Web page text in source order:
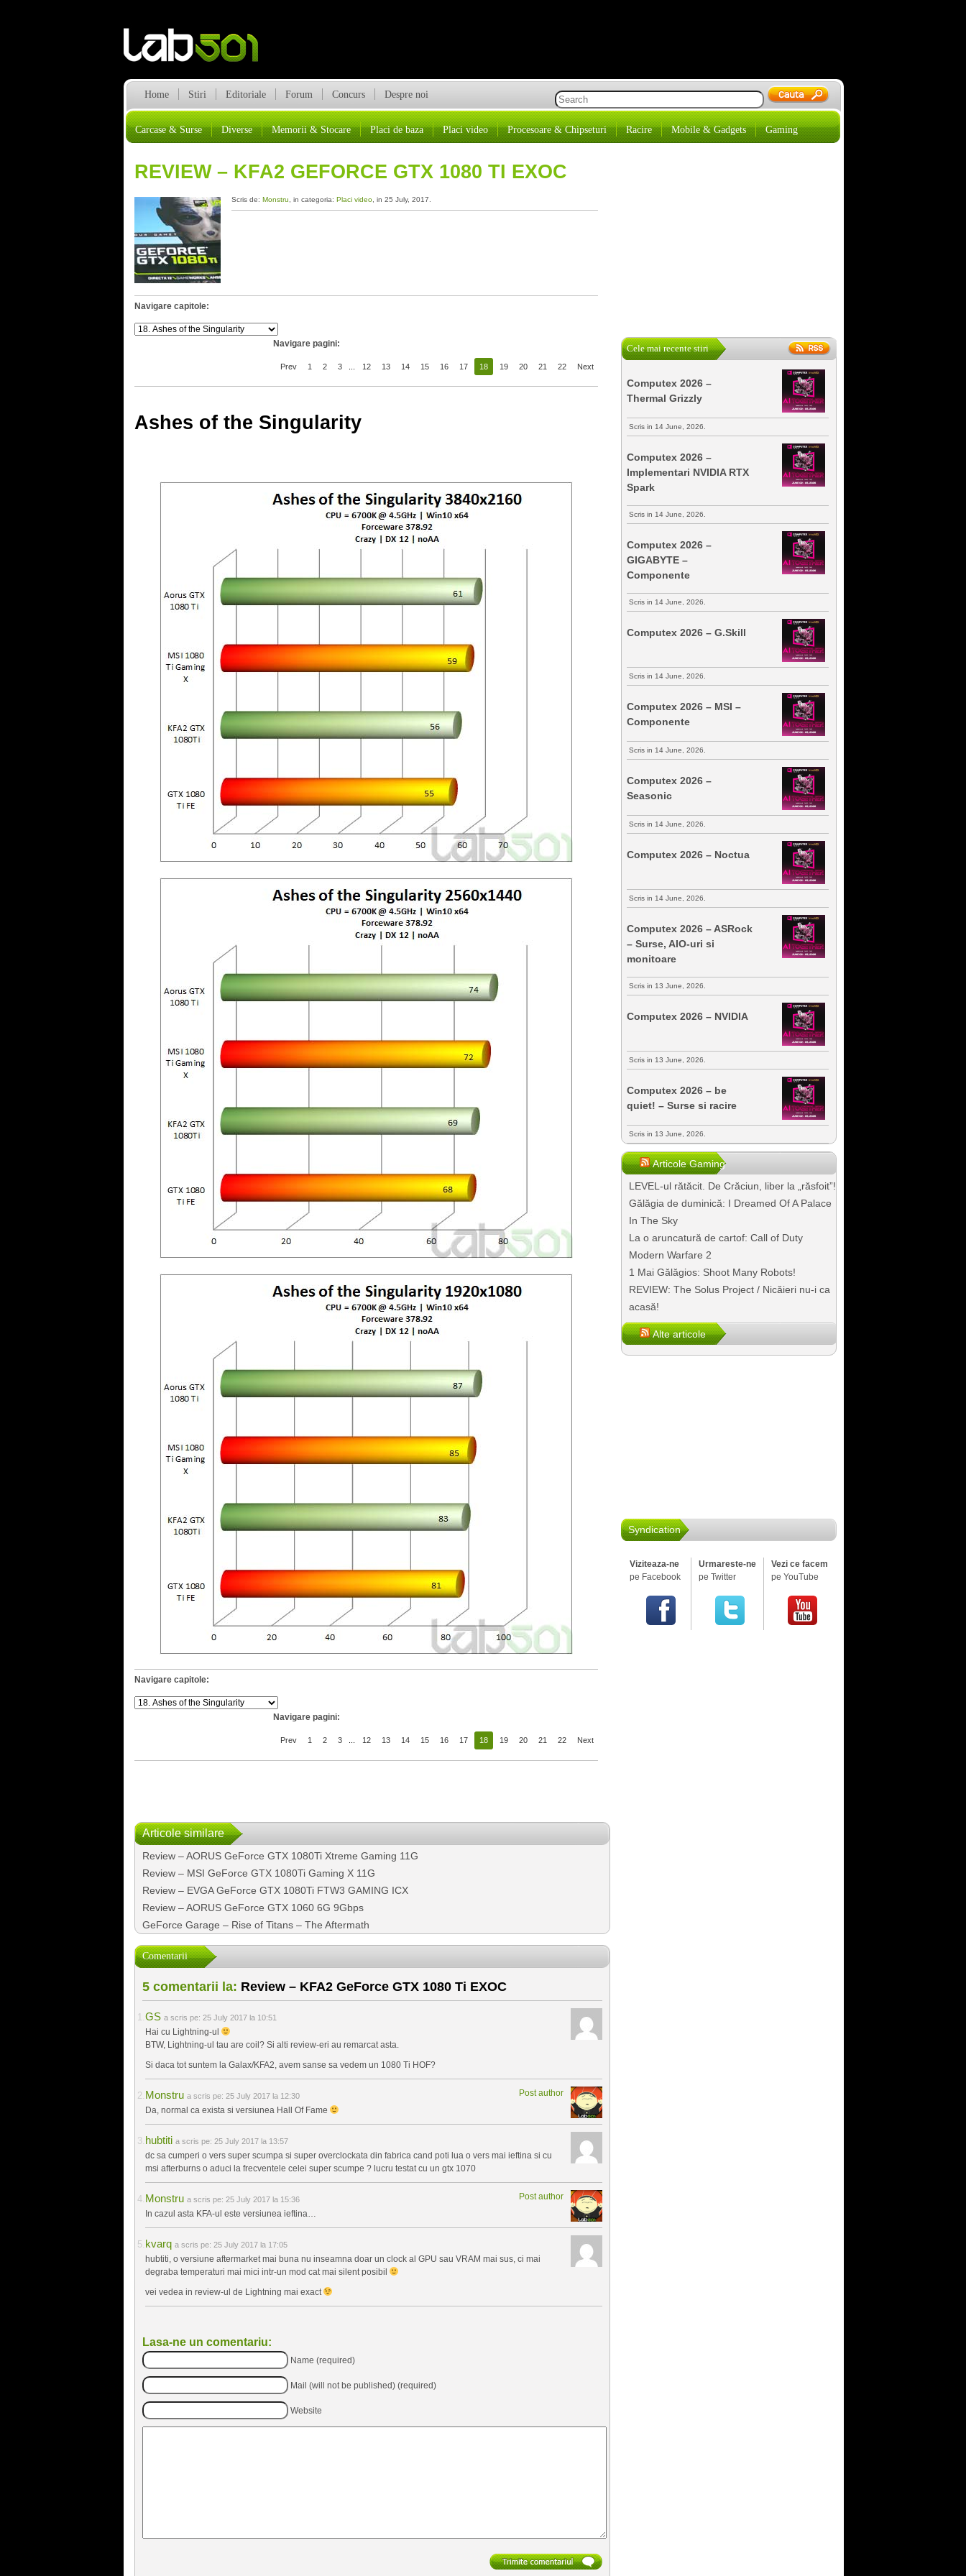
Home Stiri Editoriale Forum Concurs Despre noi
Carcase & Surse Diverse Memorii & Stocare Placi de baza Placi video Procesoare & Chipseturi Racire Mobile & Gadgets Gaming
REVIEW – KFA2 GEFORCE GTX 1080 TI EXOC
Scris de: Monstru , in categoria: Placi video, in 25 July, 2017.
Navigare capitole:
Navigare pagini:
Prev 1 2 3 12 13 14 15 16 17 18 19 20 21 22 Next
Ashes of the Singularity
Navigare capitole:
Navigare pagini:
Prev 1 2 3 12 13 14 15 16 17 18 19 20 21 22 Next
Articole similare
Review – AORUS GeForce GTX 1080Ti Xtreme Gaming 11G
Review – MSI GeForce GTX 1080Ti Gaming X 11G
Review – EVGA GeForce GTX 1080Ti FTW3 GAMING ICX
Review – AORUS GeForce GTX 1060 6G 9Gbps
GeForce Garage – Rise of Titans – The Aftermath
Comentarii
5 comentarii la: Review – KFA2 GeForce GTX 1080 Ti EXOC
GS a scris pe: 25 July 2017 la 10:51
Hai cu Lightning-ul
BTW, Lightning-ul tau are coil? Si alti review-eri au remarcat asta.
Si daca tot suntem la Galax/KFA2, avem sanse sa vedem un 1080 Ti HOF?
Monstru Post author
a scris pe: 25 July 2017 la 12:30
Da, normal ca exista si versiunea Hall Of Fame
hubtiti a scris pe: 25 July 2017 la 13:57
dc sa cumperi o vers super scumpa si super overclockata din fabrica cand poti lua o vers mai ieftina si cu
msi afterburns o aduci la frecventele celei super scumpe ? lucru testat cu un gtx 1070
Monstru Post author
a scris pe: 25 July 2017 la 15:36
In cazul asta KFA-ul este versiunea ieftina…
kvarq a scris pe: 25 July 2017 la 17:05
hubtiti, o versiune aftermarket mai buna nu inseamna doar un clock al GPU sau VRAM mai sus, ci mai
degraba temperaturi mai mici intr-un mod cat mai silent posibil
vei vedea in review-ul de Lightning mai exact
Lasa-ne un comentariu:
Name (required)
Mail (will not be published) (required)
Website
Cele mai recente stiri
Computex 2026 –
Thermal Grizzly
Scris in 14 June, 2026.
Computex 2026 –
Implementari NVIDIA RTX
Spark
Scris in 14 June, 2026.
Computex 2026 –
GIGABYTE –
Componente
Scris in 14 June, 2026.
Computex 2026 – G.Skill
Scris in 14 June, 2026.
Computex 2026 – MSI –
Componente
Scris in 14 June, 2026.
Computex 2026 –
Seasonic
Scris in 14 June, 2026.
Computex 2026 – Noctua
Scris in 14 June, 2026.
Computex 2026 – ASRock
– Surse, AIO-uri si
monitoare
Scris in 13 June, 2026.
Computex 2026 – NVIDIA
Scris in 13 June, 2026.
Computex 2026 – be
quiet! – Surse si racire
Scris in 13 June, 2026.
Articole Gaming
LEVEL-ul rătăcit. De Crăciun, liber la „răsfoit”!
Gălăgia de duminică: I Dreamed Of A Palace
In The Sky
La o aruncatură de cartof: Call of Duty
Modern Warfare 2
1 Mai Gălăgios: Shoot Many Robots!
REVIEW: The Solus Project / Nicăieri nu-i ca
acasă!
Alte articole
Syndication
Viziteaza-ne
pe Facebook
Urmareste-ne
pe Twitter
Vezi ce facem
pe YouTube